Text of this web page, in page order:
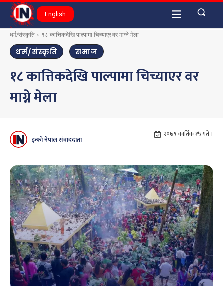
English
धर्म/संस्कृति १८ कात्तिकदेखि पाल्पामा चिच्याएर वर माग्ने मेला
धर्म/संस्कृति समाज
१८ कात्तिकदेखि पाल्पामा चिच्याएर वर
माग्ने मेला
इन्फो नेपाल संवाददाता
२०७९ कार्तिक १५ गते ।